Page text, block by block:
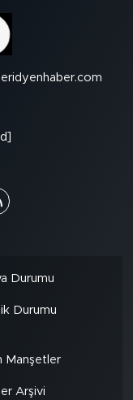
Durumu
Durumu
Manşetler
Arşivi